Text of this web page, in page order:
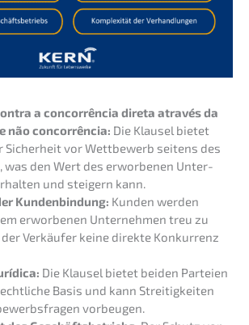
a concor­rên­cia direta através da
não concor­rên­cia: Die Klausel bietet
Sicher­heit vor Wettbe­werb seitens des
was den Wert des erwor­be­nen Unter­
und steigern kann.
Kunden­bin­dung: Kunden werden
erwor­be­nen Unter­neh­men treu zu
der Verkäu­fer keine direk­te Konkur­renz
Die Klausel bietet beiden Partei­en
Basis und kann Strei­tig­kei­ten
vorbeugen.